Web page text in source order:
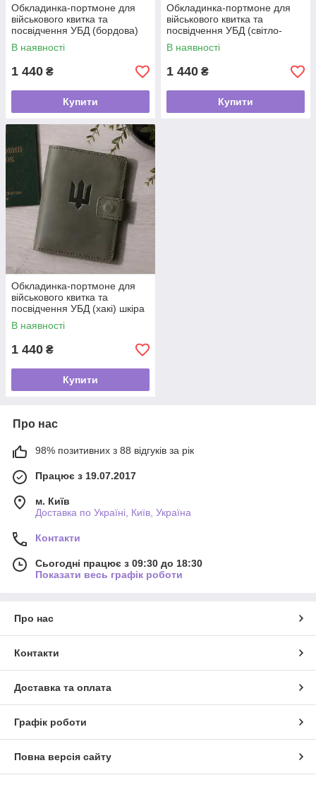
Обкладинка-портмоне для
військового квитка та
посвідчення УБД (бордова)
шкіра Krast
В наявності
1 440 ₴
Купити
Обкладинка-портмоне для
військового квитка та
посвідчення УБД (світло-
коричнева) шкіра Crazy Horse
В наявності
1 440 ₴
Купити
Обкладинка-портмоне для
військового квитка та
посвідчення УБД (хакі) шкіра
Crazy Horse
В наявності
1 440 ₴
Купити
Про нас
98% позитивних з 88 відгуків за рік
Працює з 19.07.2017
м. Київ
Доставка по Україні, Київ, Україна
Контакти
Сьогодні працює з 09:30 до 18:30
Показати весь графік роботи
Про нас
Контакти
Доставка та оплата
Графік роботи
Повна версія сайту